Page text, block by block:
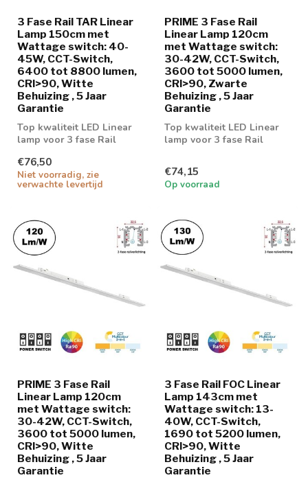
3 Fase Rail TAR Linear
Lamp 150cm met
Wattage switch: 40-
45W, CCT-Switch,
6400 tot 8800 lumen,
CRI>90, Witte
Behuizing , 5 Jaar
Garantie
Top kwaliteit LED Linear
lamp voor 3 fase Rail
€76,50
Niet voorradig, zie
verwachte levertijd
PRIME 3 Fase Rail
Linear Lamp 120cm
met Wattage switch:
30-42W, CCT-Switch,
3600 tot 5000 lumen,
CRI>90, Zwarte
Behuizing , 5 Jaar
Garantie
Top kwaliteit LED Linear
lamp voor 3 fase Rail
€74,15
Op voorraad
PRIME 3 Fase Rail
Linear Lamp 120cm
met Wattage switch:
30-42W, CCT-Switch,
3600 tot 5000 lumen,
CRI>90, Witte
Behuizing , 5 Jaar
Garantie
3 Fase Rail FOC Linear
Lamp 143cm met
Wattage switch: 13-
40W, CCT-Switch,
1690 tot 5200 lumen,
CRI>90, Witte
Behuizing , 5 Jaar
Garantie